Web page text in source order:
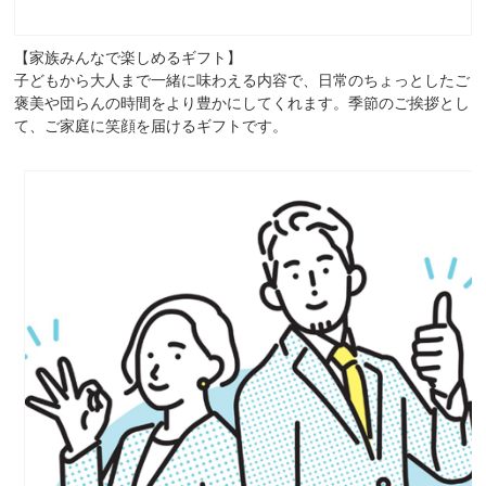
【家族みんなで楽しめるギフト】
子どもから大人まで一緒に味わえる内容で、日常のちょっとしたご
褒美や団らんの時間をより豊かにしてくれます。季節のご挨拶とし
て、ご家庭に笑顔を届けるギフトです。